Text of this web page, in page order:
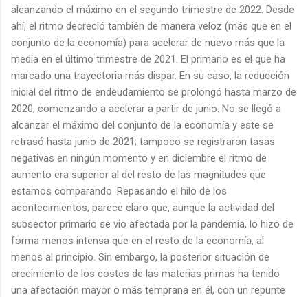
alcanzando el máximo en el segundo trimestre de 2022. Desde
ahí, el ritmo decreció también de manera veloz (más que en el
conjunto de la economía) para acelerar de nuevo más que la
media en el último trimestre de 2021. El primario es el que ha
marcado una trayectoria más dispar. En su caso, la reducción
inicial del ritmo de endeudamiento se prolongó hasta marzo de
2020, comenzando a acelerar a partir de junio. No se llegó a
alcanzar el máximo del conjunto de la economía y este se
retrasó hasta junio de 2021; tampoco se registraron tasas
negativas en ningún momento y en diciembre el ritmo de
aumento era superior al del resto de las magnitudes que
estamos comparando. Repasando el hilo de los
acontecimientos, parece claro que, aunque la actividad del
subsector primario se vio afectada por la pandemia, lo hizo de
forma menos intensa que en el resto de la economía, al
menos al principio. Sin embargo, la posterior situación de
crecimiento de los costes de las materias primas ha tenido
una afectación mayor o más temprana en él, con un repunte